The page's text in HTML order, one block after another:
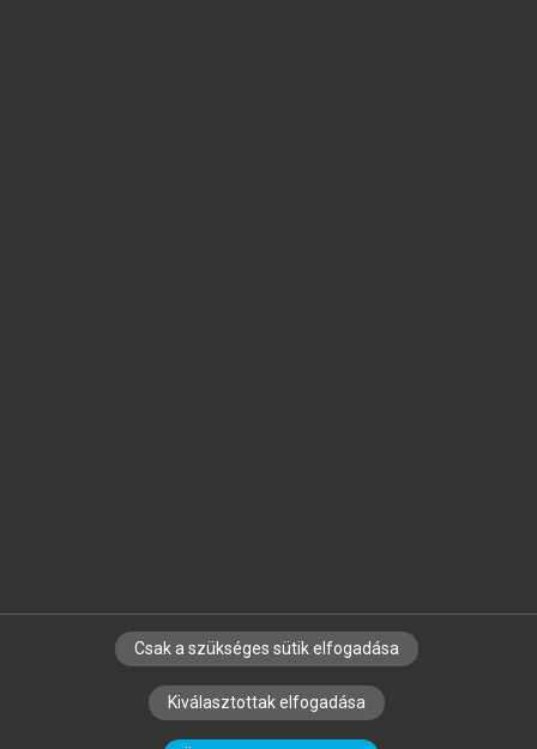
SZERZŐKNEK CÉGEKNEK KÖNYVTÁROSOKNAK
SZERKESZTÉSI ÉS LEKTORÁLÁSI ALAPELVEK
Csak a szükséges sütik elfogadása
Kiválasztottak elfogadása